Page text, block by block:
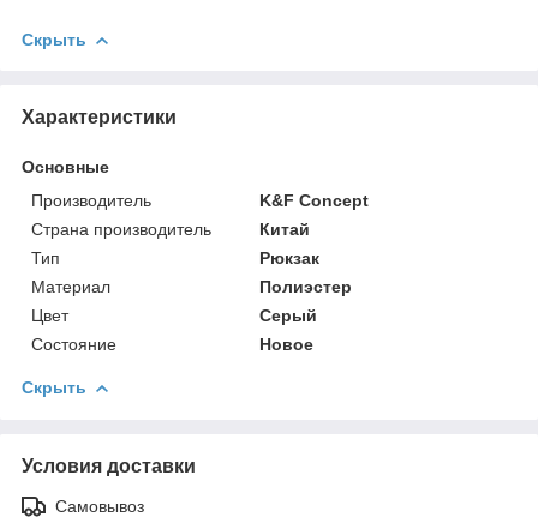
Скрыть
Характеристики
Основные
Производитель
K&F Concept
Страна производитель
Китай
Тип
Рюкзак
Материал
Полиэстер
Цвет
Серый
Состояние
Новое
Скрыть
Условия доставки
Самовывоз